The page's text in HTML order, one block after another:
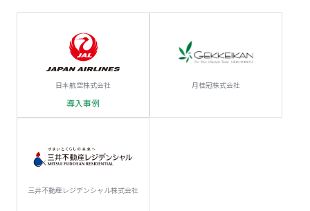
日本航空株式会社
導入事例
月桂冠株式会社
三井不動産レジデンシャル株式会社